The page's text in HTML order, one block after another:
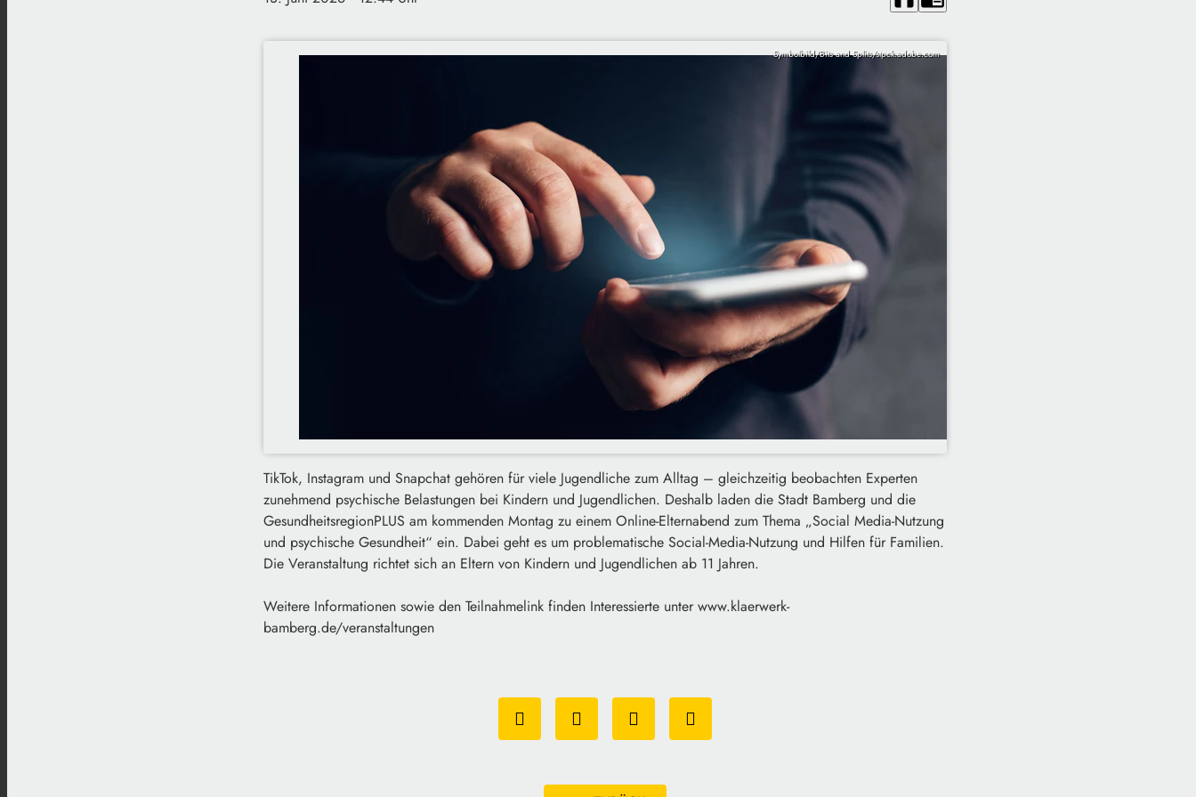
Symbolbild/Bits and Splits/stpck.adobe.com
TikTok, Instagram und Snapchat gehören für viele Jugendliche zum Alltag – gleichzeitig beobachten Experten
zunehmend psychische Belastungen bei Kindern und Jugendlichen. Deshalb laden die Stadt Bamberg und die
GesundheitsregionPLUS am kommenden Montag zu einem Online-Elternabend zum Thema „Social Media-Nutzung
und psychische Gesundheit“ ein. Dabei geht es um problematische Social-Media-Nutzung und Hilfen für Familien.
Die Veranstaltung richtet sich an Eltern von Kindern und Jugendlichen ab 11 Jahren.
Weitere Informationen sowie den Teilnahmelink finden Interessierte unter www.klaerwerk-
bamberg.de/veranstaltungen